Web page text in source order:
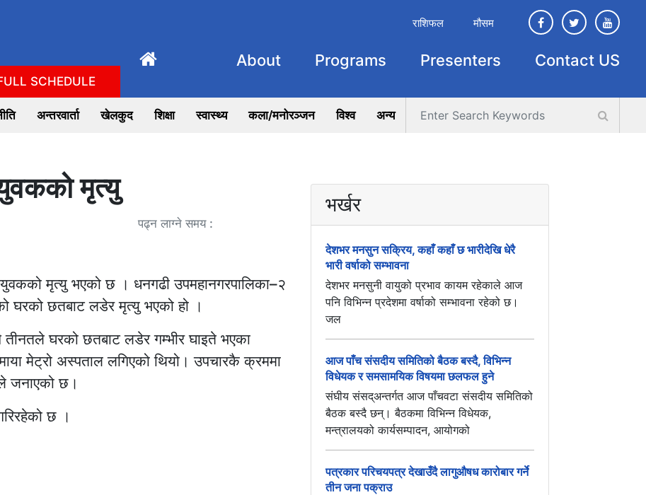
राशिफल मौसम
About Programs Presenters Contact US
अन्तरवार्ता खेलकुद शिक्षा स्वास्थ्य कला/मनोरञ्जन विश्व अन्य
SCHEDULE
मृत्यु
पढ्न लाग्ने समय :
मृत्यु भएको छ । धनगढी उपमहानगरपालिका–२
घरको छतबाट लडेर मृत्यु भएको हो ।
घरको छतबाट लडेर गम्भीर घाइते भएका
मेट्रो अस्पताल लगिएको थियो। उपचारकै क्रममा
जनाएको छ।
छ ।
भर्खर
देशभर मनसुन सक्रिय, कहाँ कहाँ छ भारीदेखि धेरै
भारी वर्षाको सम्भावना
देशभर मनसुनी वायुको प्रभाव कायम रहेकाले आज
पनि विभिन्न प्रदेशमा वर्षाको सम्भावना रहेको छ।
जल
आज पाँच संसदीय समितिको बैठक बस्दै, विभिन्न
विधेयक र समसामयिक विषयमा छलफल हुने
संघीय संसद्अन्तर्गत आज पाँचवटा संसदीय समितिको
बैठक बस्दै छन्। बैठकमा विभिन्न विधेयक,
मन्त्रालयको कार्यसम्पादन, आयोगको
पत्रकार परिचयपत्र देखाउँदै लागुऔषध कारोबार गर्ने
तीन जना पक्राउ